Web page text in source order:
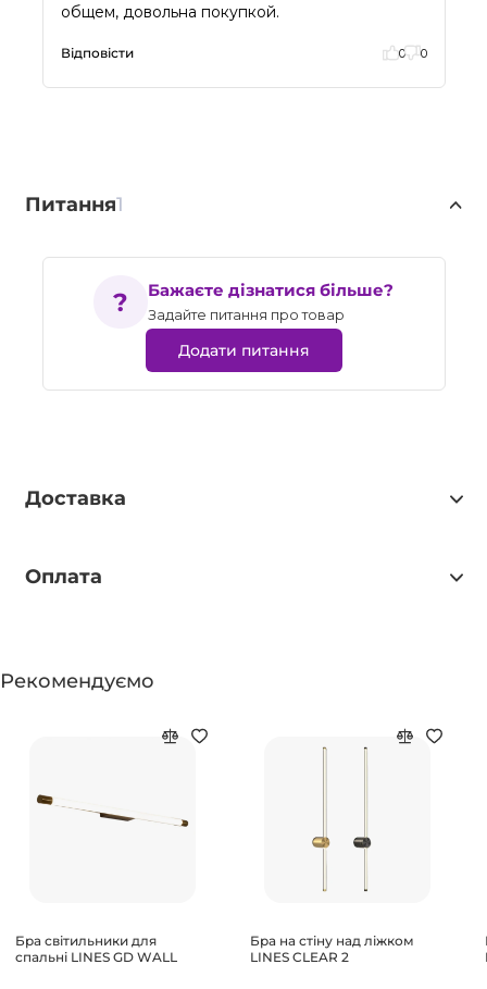
общем, довольна покупкой.
Відповісти 0 0
Питання1
Бажаєте дізнатися більше?
Задайте питання про товар
Додати питання
Доставка
Оплата
Рекомендуємо
Бра світильники для
спальні LINES GD WALL
Бра на стіну над ліжком
LINES CLEAR 2